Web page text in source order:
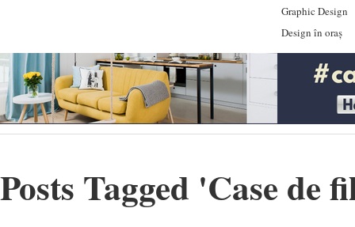
Graphic Design
Design în oraș
Posts Tagged 'Case de